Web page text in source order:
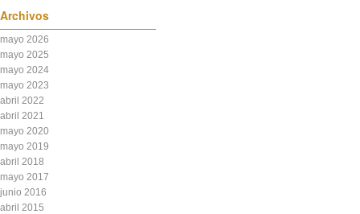
Archivos
mayo 2026
mayo 2025
mayo 2024
mayo 2023
abril 2022
abril 2021
mayo 2020
mayo 2019
abril 2018
mayo 2017
junio 2016
abril 2015